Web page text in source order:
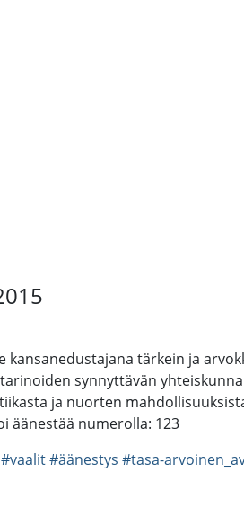
tärkein ja
synnyttävän
ja nuorten
äänestää numerolla: 123
#vaalit#äänestys #tasa-